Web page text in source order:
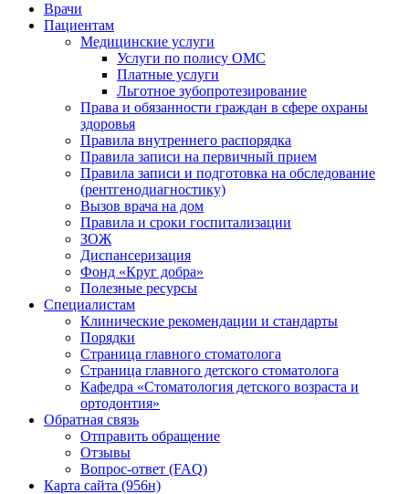
Врачи
Пациентам
Медицинские услуги
Услуги по полису ОМС
Платные услуги
Льготное зубопротезирование
Права и обязанности граждан в сфере охраны
здоровья
Правила внутреннего распорядка
Правила записи на первичный прием
Правила записи и подготовка на обследование
(рентгенодиагностику)
Вызов врача на дом
Правила и сроки госпитализации
ЗОЖ
Диспансеризация
Фонд «Круг добра»
Полезные ресурсы
Специалистам
Клинические рекомендации и стандарты
Порядки
Страница главного стоматолога
Страница главного детского стоматолога
Кафедра «Стоматология детского возраста и
ортодонтия»
Обратная связь
Отправить обращение
Отзывы
Вопрос-ответ (FAQ)
Карта сайта (956н)